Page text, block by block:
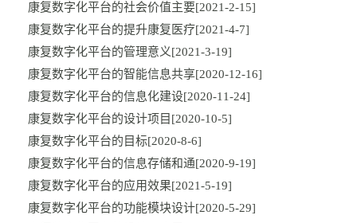
康复数字化平台的社会价值主要[2021-2-15]
康复数字化平台的提升康复医疗[2021-4-7]
康复数字化平台的管理意义[2021-3-19]
康复数字化平台的智能信息共享[2020-12-16]
康复数字化平台的信息化建设[2020-11-24]
康复数字化平台的设计项目 [2020-10-5]
康复数字化平台的目标[2020-8-6]
康复数字化平台的信息存储和通[2020-9-19]
康复数字化平台的应用效果[2021-5-19]
康复数字化平台的功能模块设计[2020-5-29]